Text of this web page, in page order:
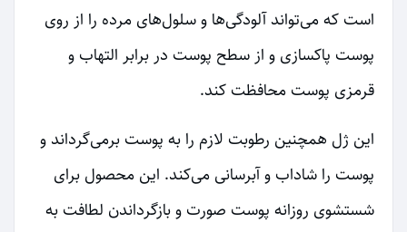
است که می‌تواند آلودگی‌ها و سلول‌های مرده را از روی
پوست پاکسازی و از سطح پوست در برابر التهاب و
قرمزی پوست محافظت کند.
این ژل همچنین رطوبت لازم را به پوست برمی‌گرداند و
پوست را شاداب و آبرسانی می‌کند. این محصول برای
شستشوی روزانه پوست صورت و بازگرداندن لطافت به